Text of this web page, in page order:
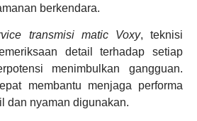
berkendara.
transmisi matic Voxy, teknisi
detail terhadap setiap
menimbulkan gangguan.
membantu menjaga performa
dan nyaman digunakan.